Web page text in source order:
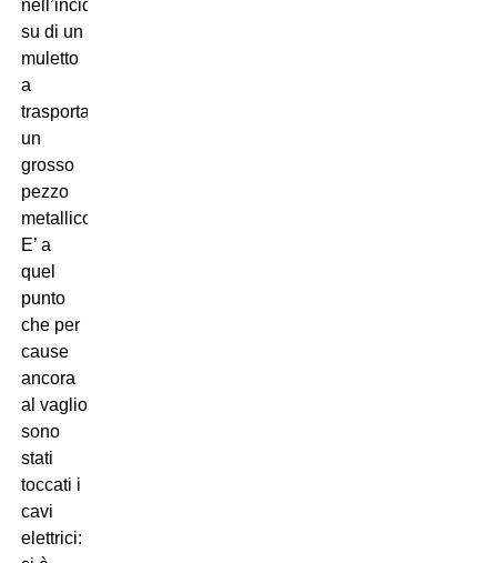
nell’incidente,
su di un
muletto
a
trasportare
un
grosso
pezzo
metallico.
E’ a
quel
punto
che per
cause
ancora
al vaglio
sono
stati
toccati i
cavi
elettrici: